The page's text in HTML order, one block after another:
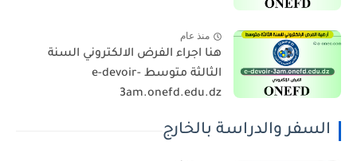
منذ عام
هنا اجراء الفرض الالكتروني السنة
الثالثة متوسط e-devoir-
3am.onefd.edu.dz
السفر والدراسة بالخارج